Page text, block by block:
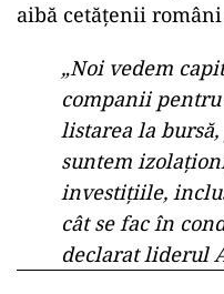
aibă cetățenii
„Noi vedem
companii
listarea la
suntem
investiţiile,
cât se fac în
declarat liderul